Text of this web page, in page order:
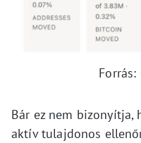
Bár ez nem
aktív tulajdonos